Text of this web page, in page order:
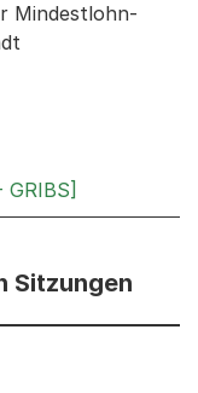
Mindestlohn-
Sitzungen
Informationen